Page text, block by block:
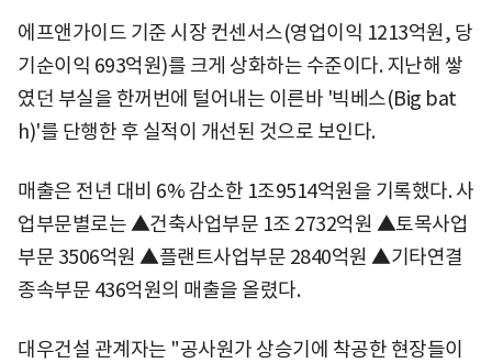
에프앤가이드 기준 시장 컨센서스(영업이익 1213억원, 당
기순이익 693억원)를 크게 상화하는 수준이다. 지난해 쌓
였던 부실을 한꺼번에 털어내는 이른바 '빅베스(Big bat
h)'를 단행한 후 실적이 개선된 것으로 보인다.
매출은 전년 대비 6% 감소한 1조9514억원을 기록했다. 사
업부문별로는 ▲건축사업부문 1조 2732억원 ▲토목사업
부문 3506억원 ▲플랜트사업부문 2840억원 ▲기타연결
종속부문 436억원의 매출을 올렸다.
대우건설 관계자는 "공사원가 상승기에 착공한 현장들이